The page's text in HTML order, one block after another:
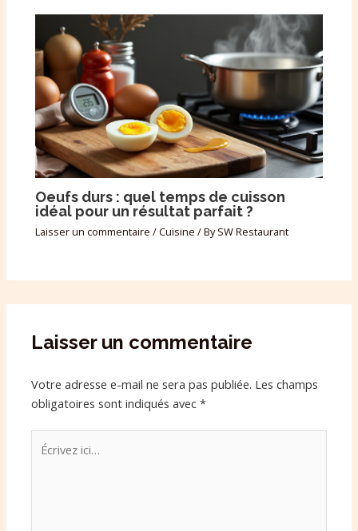
Oeufs durs : quel temps de cuisson
idéal pour un résultat parfait ?
Laisser un commentaire /Cuisine / BySW Restaurant
Laisser un commentaire
Votre adresse e-mail ne sera pas publiée. Les champs
obligatoires sont indiqués avec*
ici…